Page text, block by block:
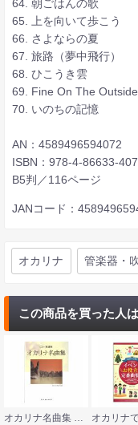
64. 朝ごはんの歌
65. 上を向いて歩こう
66. さよならの夏
67. 旅路（夢中飛行）
68. ひこうき雲
69. Fine On The Outside
70. いのちの記憶
AN：4589496594072
ISBN：978-4-86633-
B5判／116ページ
JANコード：
オカリナ 管楽器・
この商品を買った人
オカリナ名曲集 CD+楽譜集 小出道也 編 ドレミ楽譜出版社